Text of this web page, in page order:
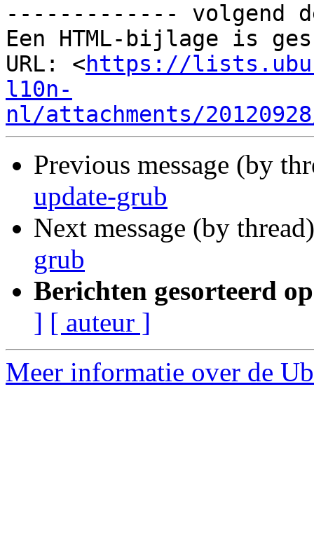
------------- volgend
Een HTML-bijlage is
URL: <https://
l10n-
nl/attachments/
Previous message (by
update-grub
Next message (by
grub
Berichten gesorteerd
] [ auteur ]
Meer informatie over de